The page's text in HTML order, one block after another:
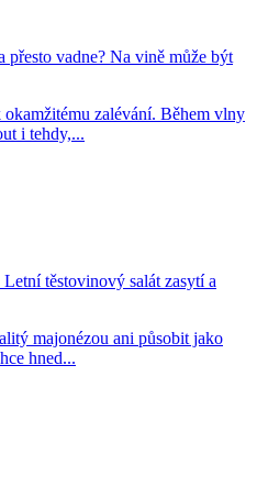
přesto vadne? Na vině může být
zalévání. Během vlny
i tehdy,...
těstovinový salát zasytí a
majonézou ani působit jako
hned...